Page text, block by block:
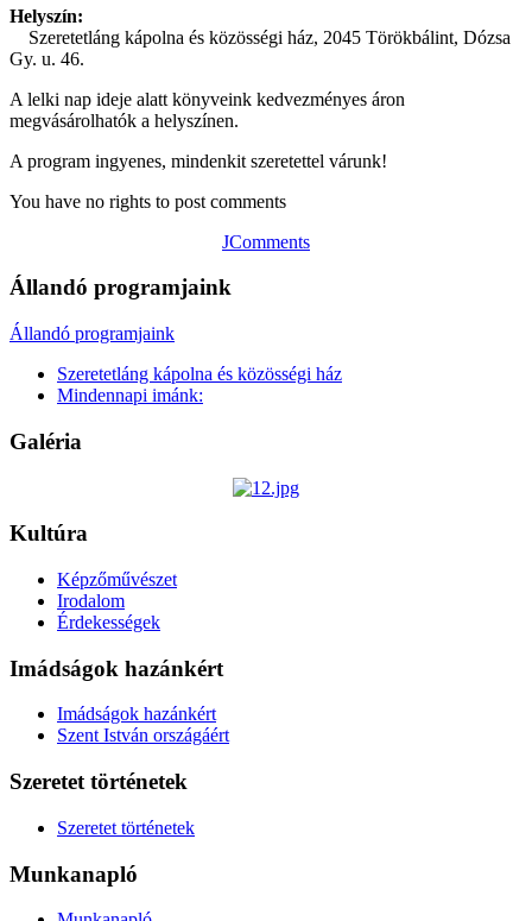
Helyszín:
Szeretetláng kápolna és közösségi ház, 2045 Törökbálint, Dózsa
Gy. u. 46.
A lelki nap ideje alatt könyveink kedvezményes áron
megvásárolhatók a helyszínen.
A program ingyenes, mindenkit szeretettel várunk!
You have no rights to post comments
JComments
Állandó programjaink
Állandó programjaink
Szeretetláng kápolna és közösségi ház
Mindennapi imánk:
Galéria
Kultúra
Képzőművészet
Irodalom
Érdekességek
Imádságok hazánkért
Imádságok hazánkért
Szent István országáért
Szeretet történetek
Szeretet történetek
Munkanapló